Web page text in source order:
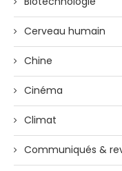
Cerveau humain
Chine
Cinéma
Climat
Communiqués &